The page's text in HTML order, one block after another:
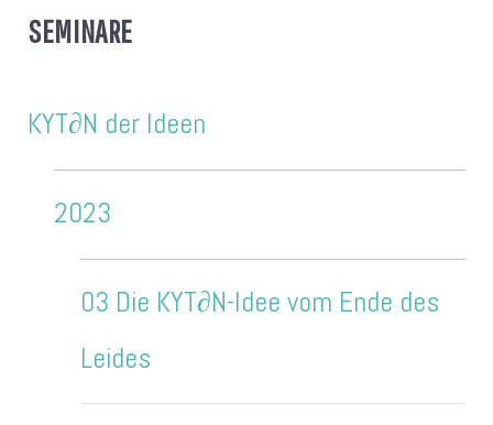
SEMINARE
KYT∂N der Ideen
2023
03 Die KYT∂N-Idee vom Ende des
Leides